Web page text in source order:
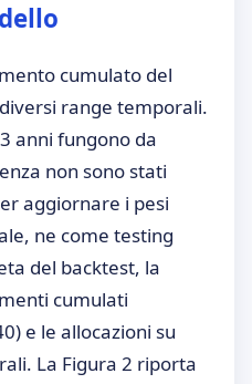
cumulato del
range temporali.
anni fungono da
non sono stati
aggiornare i pesi
ne come testing
del backtest, la
cumulati
e le allocazioni su
La Figura 2 riporta